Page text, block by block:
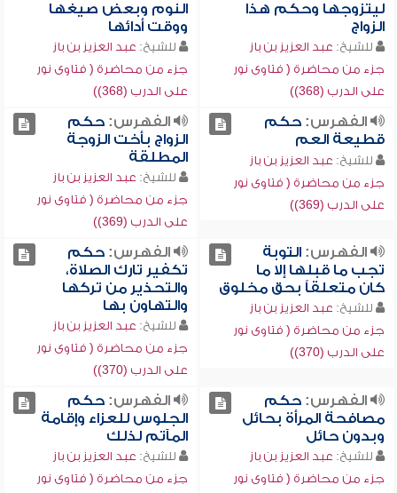
ليتزوجها وحكم هذا
الزواج
للشيخ: عبد العزيز بن باز
جزء من محاضرة ( فتاوى نور
على الدرب (368))
النوم وبعض صيغها
ووقت أدائها
للشيخ: عبد العزيز بن باز
جزء من محاضرة ( فتاوى نور
على الدرب (368))
الفهرس:حكم
قطيعة العم
للشيخ: عبد العزيز بن باز
جزء من محاضرة ( فتاوى نور
على الدرب (369))
الفهرس:حكم
الزواج بأخت الزوجة
المطلقة
للشيخ: عبد العزيز بن باز
جزء من محاضرة ( فتاوى نور
على الدرب (369))
الفهرس:التوبة
تجب ما قبلها إلا ما
كان متعلقاً بحق مخلوق
للشيخ: عبد العزيز بن باز
جزء من محاضرة ( فتاوى نور
على الدرب (370))
الفهرس:حكم
تكفير تارك الصلاة،
والتحذير من تركها
والتهاون بها
للشيخ: عبد العزيز بن باز
جزء من محاضرة ( فتاوى نور
على الدرب (370))
الفهرس:حكم
مصافحة المرأة بحائل
وبدون حائل
للشيخ: عبد العزيز بن باز
جزء من محاضرة ( فتاوى نور
الفهرس:حكم
الجلوس للعزاء وإقامة
المآتم لذلك
للشيخ: عبد العزيز بن باز
جزء من محاضرة ( فتاوى نور